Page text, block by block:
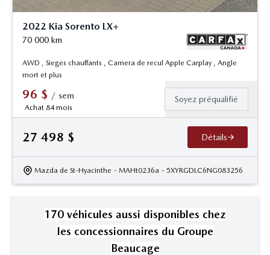
2022 Kia Sorento LX+
70 000 km
AWD , Sieges chauffants , Camera de recul Apple Carplay , Angle
mort et plus
96 $ / sem
Achat 84 mois
Soyez préqualifié
27 498 $ Détails
Mazda de St-Hyacinthe - MAHt0236a - 5XYRGDLC6NG083256
170 véhicules aussi disponibles chez
les concessionnaires du Groupe
Beaucage